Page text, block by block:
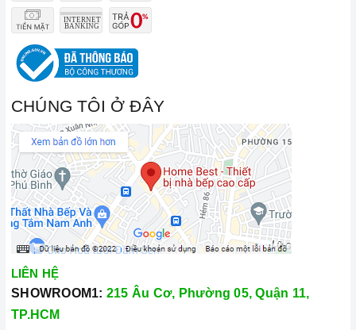
CHÚNG TÔI Ở ĐÂY
LIÊN HỆ
SHOWROOM1: 215 Âu Cơ, Phường 05, Quận 11,
TP.HCM